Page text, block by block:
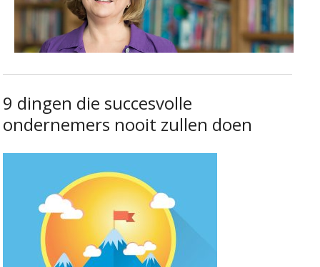
9 dingen die succesvolle
ondernemers nooit zullen doen